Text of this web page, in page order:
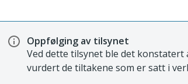
Oppfølging av tilsynet
Ved dette tilsynet ble det
vurdert de tiltakene som er satt i